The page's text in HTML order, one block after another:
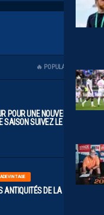
🔥 POPULAIRES
POUR UNE NOUVELLE
SUIVEZ LE LIVE
ANTIQUITÉS DE LA